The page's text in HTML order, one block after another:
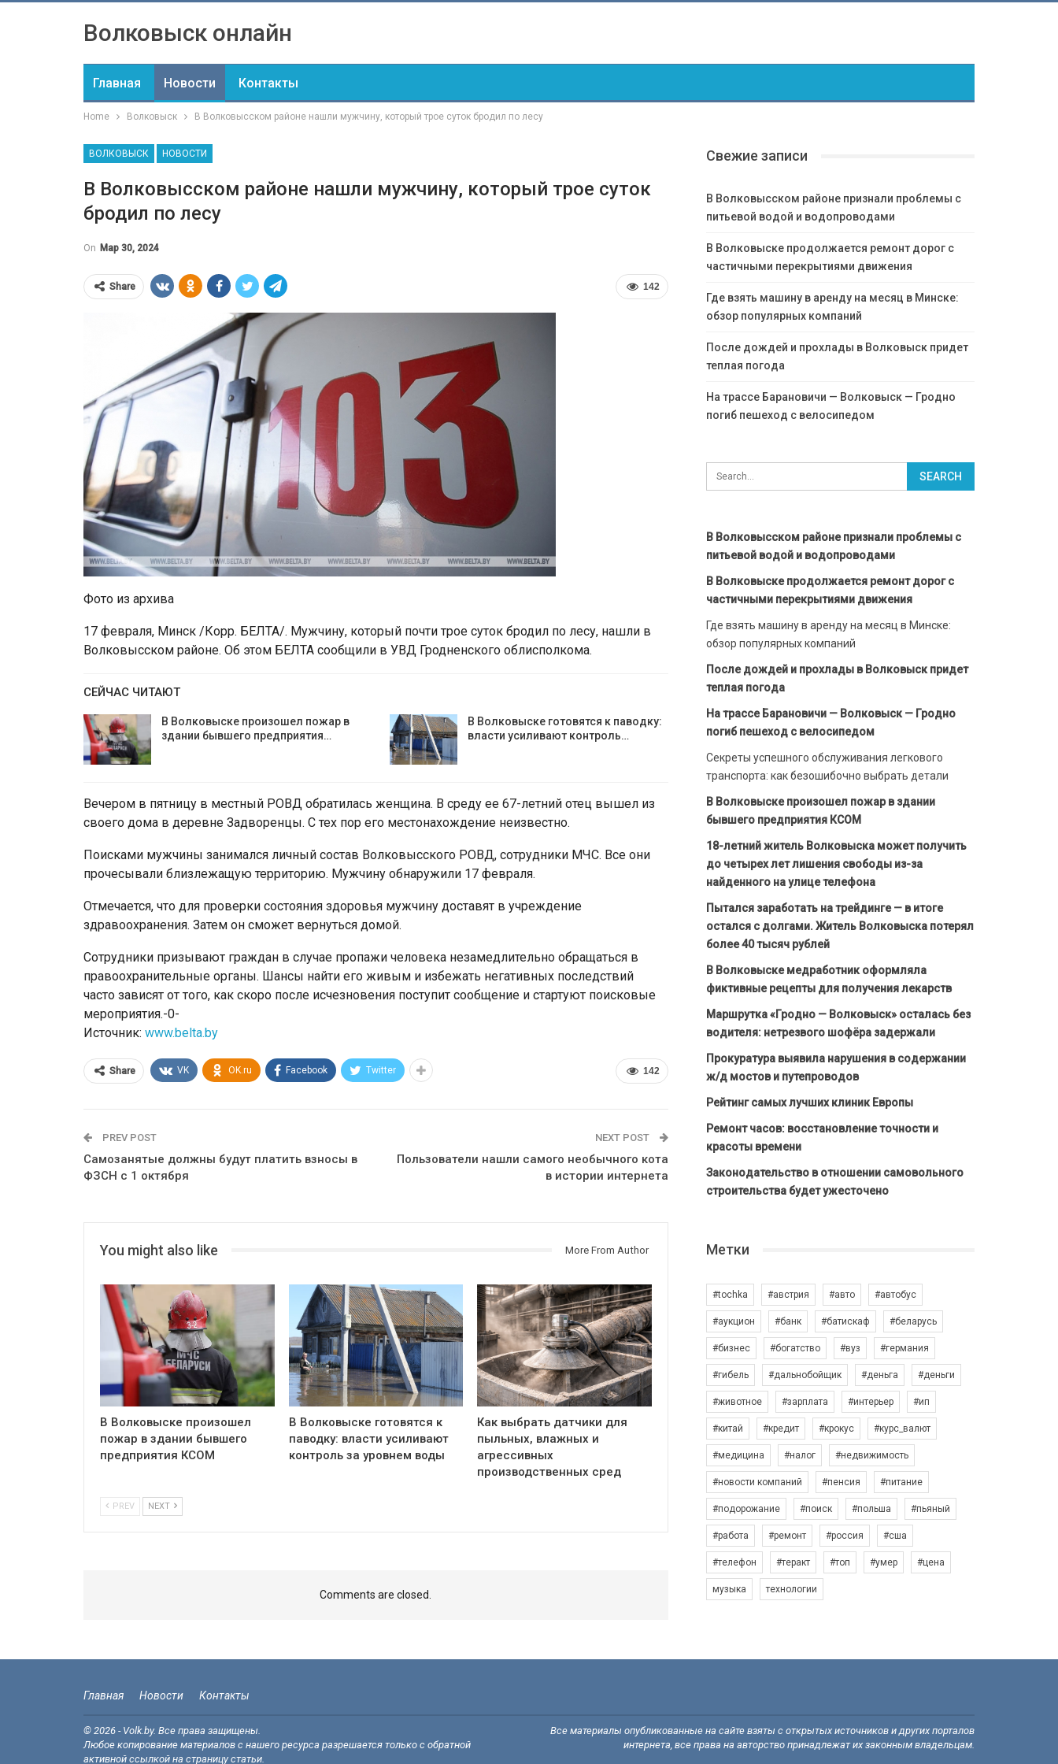
Волковыск онлайн
Главная Новости Контакты
Home Волковыск В Волковысском районе нашли мужчину, который трое суток бродил по лесу
ВОЛКОВЫСК НОВОСТИ
В Волковысском районе нашли мужчину, который трое суток
бродил по лесу
On Мар 30, 2024
142
Share
Фото из архива
17 февраля, Минск /Корр. БЕЛТА/. Мужчину, который почти трое суток бродил по лесу, нашли в
Волковысском районе. Об этом БЕЛТА сообщили в УВД Гродненского облисполкома.
СЕЙЧАС ЧИТАЮТ
В Волковыске произошел пожар в
здании бывшего предприятия…
В Волковыске готовятся к паводку:
власти усиливают контроль…
Вечером в пятницу в местный РОВД обратилась женщина. В среду ее 67-летний отец вышел из
своего дома в деревне Задворенцы. С тех пор его местонахождение неизвестно.
Поисками мужчины занимался личный состав Волковысского РОВД, сотрудники МЧС. Все они
прочесывали близлежащую территорию. Мужчину обнаружили 17 февраля.
Отмечается, что для проверки состояния здоровья мужчину доставят в учреждение
здравоохранения. Затем он сможет вернуться домой.
Сотрудники призывают граждан в случае пропажи человека незамедлительно обращаться в
правоохранительные органы. Шансы найти его живым и избежать негативных последствий
часто зависят от того, как скоро после исчезновения поступит сообщение и стартуют поисковые
мероприятия.-0-
Источник: www.belta.by
142
Share VK OK.ru Facebook Twitter
PREV POST
Самозанятые должны будут платить взносы в
ФЗСН с 1 октября
NEXT POST
Пользователи нашли самого необычного кота
в истории интернета
You might also like More From Author
В Волковыске произошел
пожар в здании бывшего
предприятия КСОМ
В Волковыске готовятся к
паводку: власти усиливают
контроль за уровнем воды
Как выбрать датчики для
пыльных, влажных и
агрессивных
производственных сред
PREV NEXT
Comments are closed.
Свежие записи
В Волковысском районе признали проблемы с
питьевой водой и водопроводами
В Волковыске продолжается ремонт дорог с
частичными перекрытиями движения
Где взять машину в аренду на месяц в Минске:
обзор популярных компаний
После дождей и прохлады в Волковыск придет
теплая погода
На трассе Барановичи — Волковыск — Гродно
погиб пешеход с велосипедом
В Волковысском районе признали проблемы с
питьевой водой и водопроводами
В Волковыске продолжается ремонт дорог с
частичными перекрытиями движения
Где взять машину в аренду на месяц в Минске:
обзор популярных компаний
После дождей и прохлады в Волковыск придет
теплая погода
На трассе Барановичи — Волковыск — Гродно
погиб пешеход с велосипедом
Секреты успешного обслуживания легкового
транспорта: как безошибочно выбрать детали
В Волковыске произошел пожар в здании
бывшего предприятия КСОМ
18-летний житель Волковыска может получить
до четырех лет лишения свободы из-за
найденного на улице телефона
Пытался заработать на трейдинге — в итоге
остался с долгами. Житель Волковыска потерял
более 40 тысяч рублей
В Волковыске медработник оформляла
фиктивные рецепты для получения лекарств
Маршрутка «Гродно — Волковыск» осталась без
водителя: нетрезвого шофёра задержали
Прокуратура выявила нарушения в содержании
ж/д мостов и путепроводов
Рейтинг самых лучших клиник Европы
Ремонт часов: восстановление точности и
красоты времени
Законодательство в отношении самовольного
строительства будет ужесточено
Метки
#tochka #австрия #авто #автобус
#аукцион #банк #батискаф #беларусь
#бизнес #богатство #вуз #германия
#гибель #дальнобойщик #деньга #деньги
#животное #зарплата #интерьер #ип
#китай #кредит #крокус #курс_валют
#медицина #налог #недвижимость
#новости компаний #пенсия #питание
#подорожание #поиск #польша #пьяный
#работа #ремонт #россия #сша
#телефон #теракт #топ #умер #цена
музыка технологии
Главная Новости Контакты
© 2026 - Volk.by. Все права защищены.
Любое копирование материалов с нашего ресурса разрешается только с обратной
активной ссылкой на страницу статьи.
Все материалы опубликованные на сайте взяты с открытых источников и других порталов
интернета, все права на авторство принадлежат их законным владельцам.